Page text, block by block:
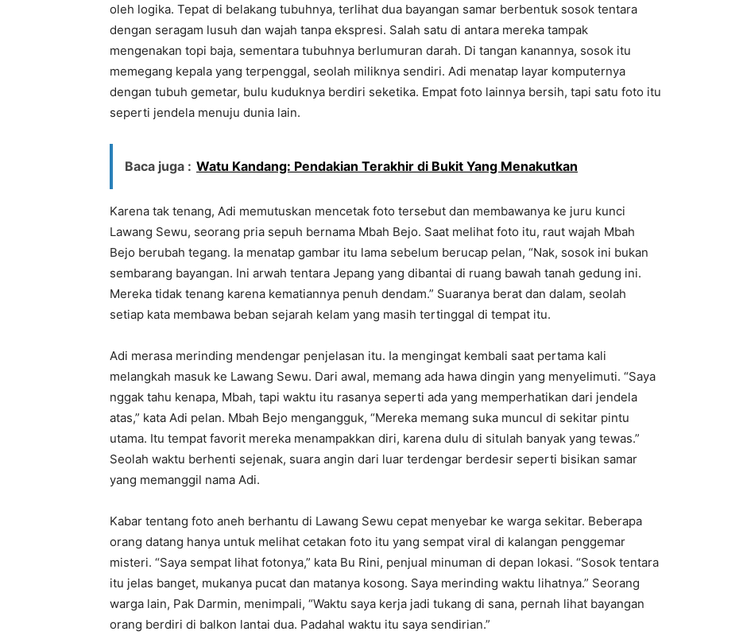
oleh logika. Tepat di belakang tubuhnya, terlihat dua bayangan samar berbentuk sosok tentara
dengan seragam lusuh dan wajah tanpa ekspresi. Salah satu di antara mereka tampak
mengenakan topi baja, sementara tubuhnya berlumuran darah. Di tangan kanannya, sosok itu
memegang kepala yang terpenggal, seolah miliknya sendiri. Adi menatap layar komputernya
dengan tubuh gemetar, bulu kuduknya berdiri seketika. Empat foto lainnya bersih, tapi satu foto itu
seperti jendela menuju dunia lain.
Baca juga : Watu Kandang: Pendakian Terakhir di Bukit Yang Menakutkan
Karena tak tenang, Adi memutuskan mencetak foto tersebut dan membawanya ke juru kunci
Lawang Sewu, seorang pria sepuh bernama Mbah Bejo. Saat melihat foto itu, raut wajah Mbah
Bejo berubah tegang. Ia menatap gambar itu lama sebelum berucap pelan, “Nak, sosok ini bukan
sembarang bayangan. Ini arwah tentara Jepang yang dibantai di ruang bawah tanah gedung ini.
Mereka tidak tenang karena kematiannya penuh dendam.” Suaranya berat dan dalam, seolah
setiap kata membawa beban sejarah kelam yang masih tertinggal di tempat itu.
Adi merasa merinding mendengar penjelasan itu. Ia mengingat kembali saat pertama kali
melangkah masuk ke Lawang Sewu. Dari awal, memang ada hawa dingin yang menyelimuti. “Saya
nggak tahu kenapa, Mbah, tapi waktu itu rasanya seperti ada yang memperhatikan dari jendela
atas,” kata Adi pelan. Mbah Bejo mengangguk, “Mereka memang suka muncul di sekitar pintu
utama. Itu tempat favorit mereka menampakkan diri, karena dulu di situlah banyak yang tewas.”
Seolah waktu berhenti sejenak, suara angin dari luar terdengar berdesir seperti bisikan samar
yang memanggil nama Adi.
Kabar tentang foto aneh berhantu di Lawang Sewu cepat menyebar ke warga sekitar. Beberapa
orang datang hanya untuk melihat cetakan foto itu yang sempat viral di kalangan penggemar
misteri. “Saya sempat lihat fotonya,” kata Bu Rini, penjual minuman di depan lokasi. “Sosok tentara
itu jelas banget, mukanya pucat dan matanya kosong. Saya merinding waktu lihatnya.” Seorang
warga lain, Pak Darmin, menimpali, “Waktu saya kerja jadi tukang di sana, pernah lihat bayangan
orang berdiri di balkon lantai dua. Padahal waktu itu saya sendirian.”